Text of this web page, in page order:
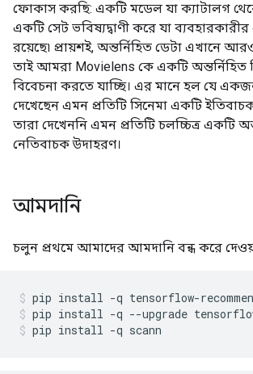
ফোকাস করছি: একটি মডেল যা ক্যাটালগ
একটি সেট ভবিষ্যদ্বাণী করে যা ব্যবহারকারীর
রয়েছে৷ প্রায়শই, অন্তর্নিহিত ডেটা এখানে
তাই আমরা Movielens কে একটি অন্তর্নিহিত
বিবেচনা করতে যাচ্ছি। এর মানে হল যে
দেখেছেন এমন প্রতিটি সিনেমা একটি
তারা দেখেননি এমন প্রতিটি চলচ্চিত্র একটি
নেতিবাচক উদাহরণ।
আমদানি
চলুন প্রথমে আমাদের আমদানি বন্ধ করে
pip install -q tensorflow-
pip install -q --upgrade
pip install -q scann